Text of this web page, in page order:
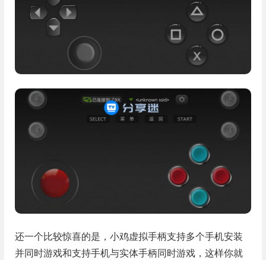
还一个比较惊喜的是，小鸡虚拟手柄支持多个手机安装
并同时游戏和支持手机与实体手柄同时游戏，这样你就